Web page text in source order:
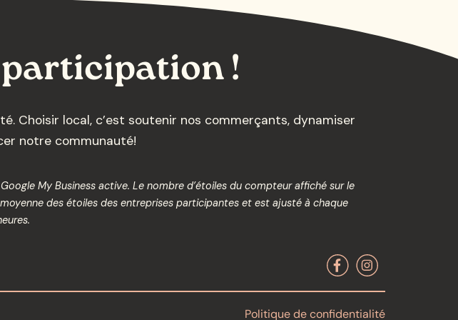
!
Choisir local, c’est soutenir nos commerçants, dynamiser
notre communauté!
My Business active. Le nombre d’étoiles du compteur affiché sur le
des étoiles des entreprises participantes et est ajusté à chaque
Politique de confidentialité